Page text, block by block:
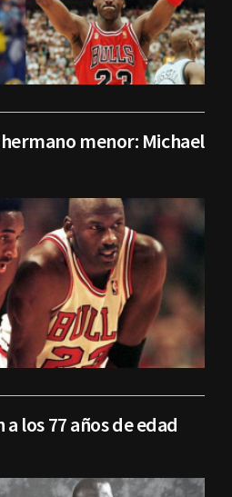
menor: Michael
los 77 años de edad